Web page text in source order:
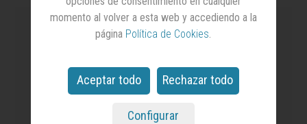
de Mahou San Miguel como director
general de marketing, la presidencia que
2026 se ve afectada”, aunque no su participación
en el mismo. Esta eventualidad se tratará en la
primera reunión del jurado que tendrá lugar el
es el mediolíder en notoriedad y credibilidad
en el sector de la Publicidad y el Marketing
más leído.
momento al volver a esta web y accediendo a la
página Política de Cookies.
Aceptar todo Rechazar todo
Configurar